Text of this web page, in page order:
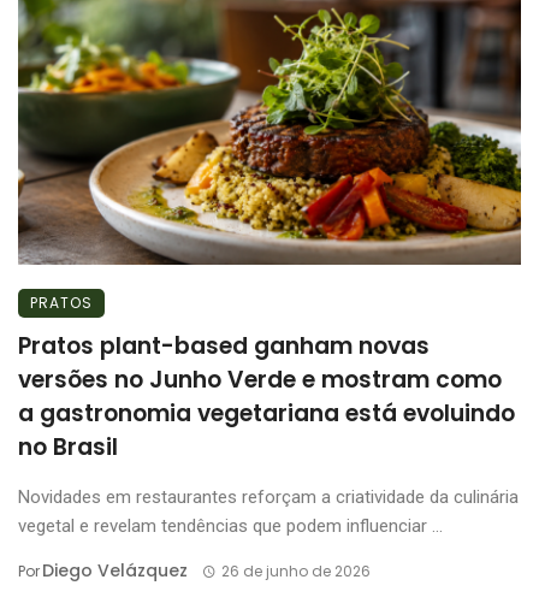
PRATOS
Pratos plant-based ganham novas
versões no Junho Verde e mostram como
a gastronomia vegetariana está evoluindo
no Brasil
Novidades em restaurantes reforçam a criatividade da culinária
vegetal e revelam tendências que podem influenciar ...
PorDiego Velázquez 26 de junho de 2026